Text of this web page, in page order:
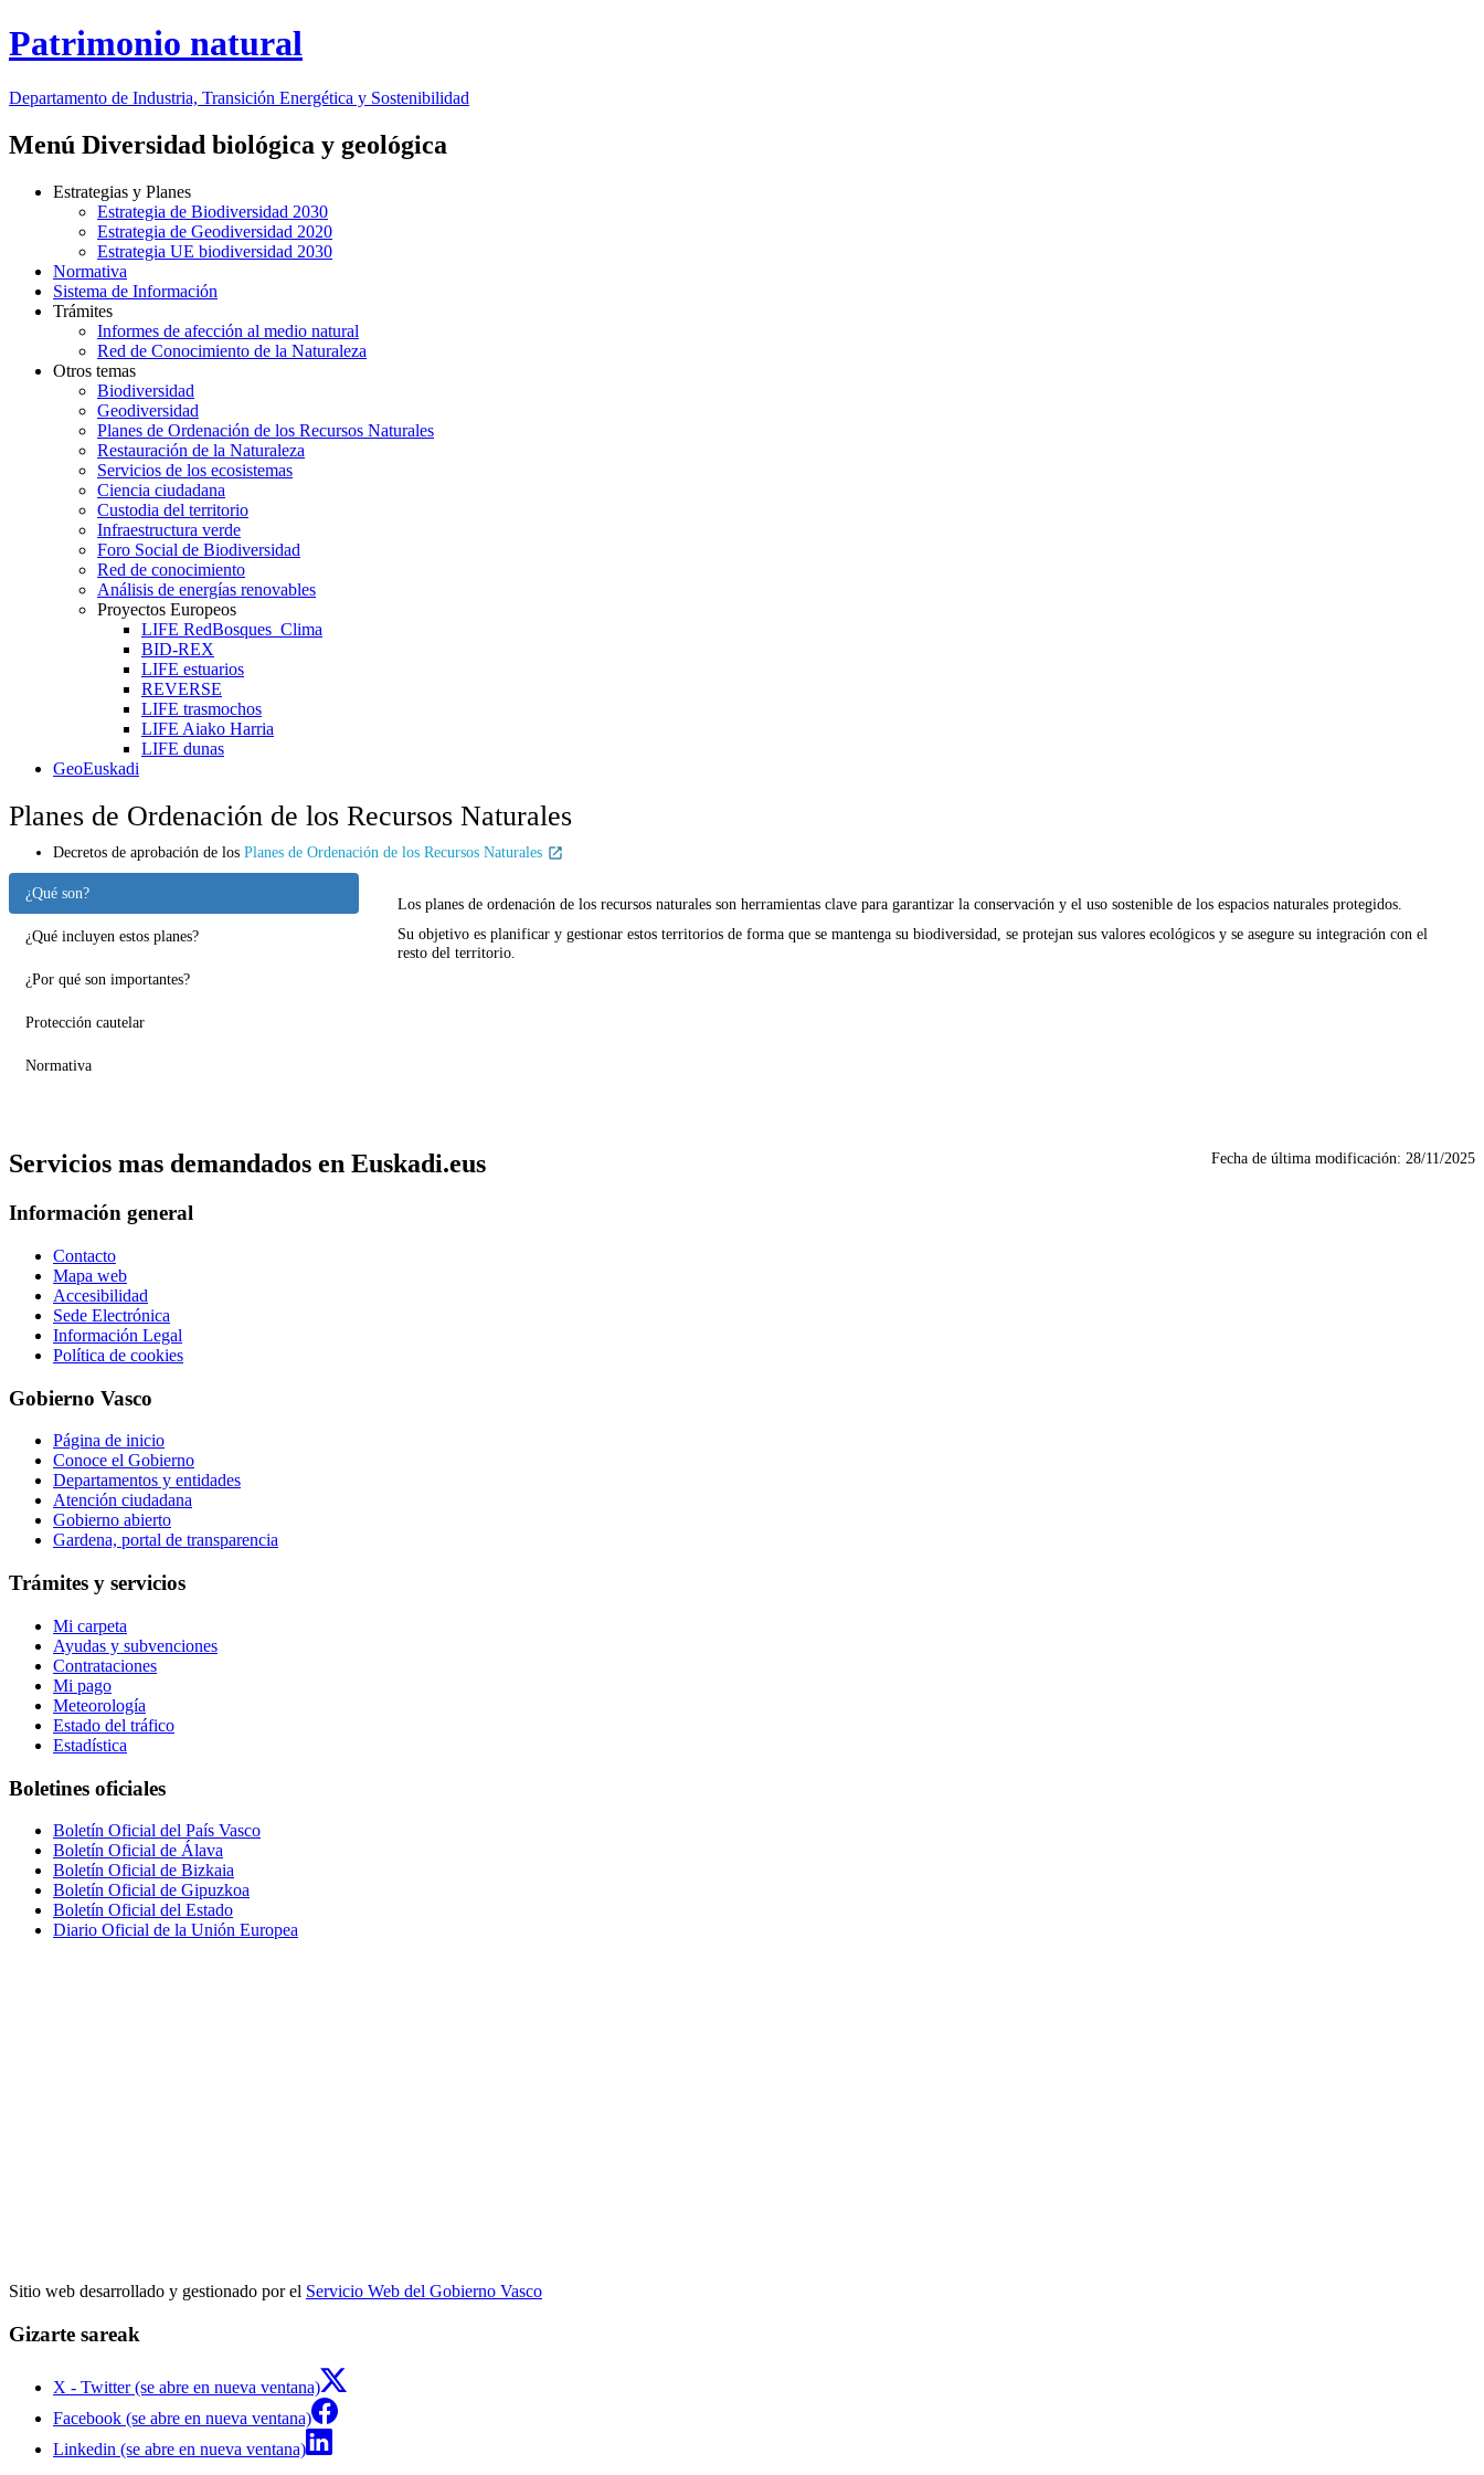
Patrimonio natural
Departamento de Industria, Transición Energética y Sostenibilidad
Menú Diversidad biológica y geológica
Estrategias y Planes
Estrategia de Biodiversidad 2030
Estrategia de Geodiversidad 2020
Estrategia UE biodiversidad 2030
Normativa
Sistema de Información
Trámites
Informes de afección al medio natural
Red de Conocimiento de la Naturaleza
Otros temas
Biodiversidad
Geodiversidad
Planes de Ordenación de los Recursos Naturales
Restauración de la Naturaleza
Servicios de los ecosistemas
Ciencia ciudadana
Custodia del territorio
Infraestructura verde
Foro Social de Biodiversidad
Red de conocimiento
Análisis de energías renovables
Proyectos Europeos
LIFE RedBosques_Clima
BID-REX
LIFE estuarios
REVERSE
LIFE trasmochos
LIFE Aiako Harria
LIFE dunas
GeoEuskadi
Planes de Ordenación de los Recursos Naturales
Decretos de aprobación de los Planes de Ordenación de los Recursos Naturales
¿Qué son?
¿Qué incluyen estos planes?
¿Por qué son importantes?
Protección cautelar
Normativa
Los planes de ordenación de los recursos naturales son herramientas clave para garantizar la conservación y el uso sostenible de los espacios naturales protegidos.
Su objetivo es planificar y gestionar estos territorios de forma que se mantenga su biodiversidad, se protejan sus valores ecológicos y se asegure su integración con el
resto del territorio.
Fecha de última modificación: 28/11/2025
Servicios mas demandados en Euskadi.eus
Información general
Contacto
Mapa web
Accesibilidad
Sede Electrónica
Información Legal
Política de cookies
Gobierno Vasco
Página de inicio
Conoce el Gobierno
Departamentos y entidades
Atención ciudadana
Gobierno abierto
Gardena, portal de transparencia
Trámites y servicios
Mi carpeta
Ayudas y subvenciones
Contrataciones
Mi pago
Meteorología
Estado del tráfico
Estadística
Boletines oficiales
Boletín Oficial del País Vasco
Boletín Oficial de Álava
Boletín Oficial de Bizkaia
Boletín Oficial de Gipuzkoa
Boletín Oficial del Estado
Diario Oficial de la Unión Europea
Sitio web desarrollado y gestionado por el Servicio Web del Gobierno Vasco
Gizarte sareak
X - Twitter (se abre en nueva ventana)
Facebook (se abre en nueva ventana)
Linkedin (se abre en nueva ventana)